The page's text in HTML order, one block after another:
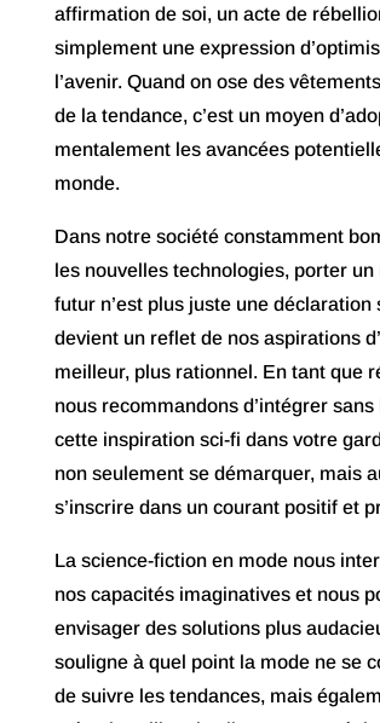
affirmation de soi, un acte de
simplement une expression
l’avenir. Quand on ose des
de la tendance, c’est un moyen
mentalement les avancées
monde.
Dans notre société constamment
les nouvelles technologies, porter un
futur n’est plus juste une déclaration
devient un reflet de nos aspirations
meilleur, plus rationnel. En tant que
nous recommandons d’intégrer
cette inspiration sci-fi dans votre
non seulement se démarquer, mais
s’inscrire dans un courant positif et
La science-fiction en mode nous
nos capacités imaginatives et nous
envisager des solutions plus
souligne à quel point la mode ne se
de suivre les tendances, mais